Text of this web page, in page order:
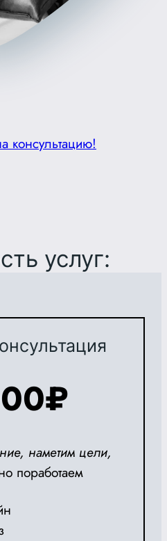
консультацию!
услуг:
₽
наметим цели,
поработаем